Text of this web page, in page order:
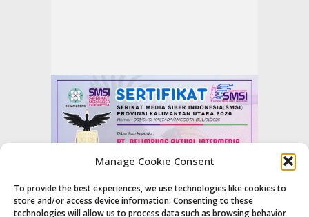
Manage Cookie Consent
To provide the best experiences, we use technologies like cookies to
store and/or access device information. Consenting to these
technologies will allow us to process data such as browsing behavior